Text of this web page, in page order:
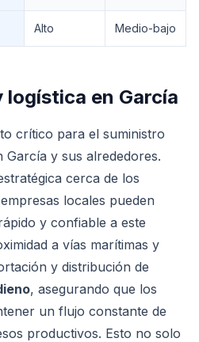
Alto Medio-bajo
logística en García
crítico para el suministro
García y sus alrededores.
cerca de los
locales pueden
y confiable a este
a vías marítimas y
y distribución de
, asegurando que los
un flujo constante de
productivos. Esto no solo